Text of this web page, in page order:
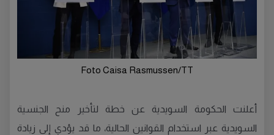
Foto Caisa Rasmussen/TT
أعلنت الحكومة السويدية عن خطة لتأخير منح الجنسية
السويدية عبر استخدام القوانين الحالية، ما قد يؤدي إلى زيادة